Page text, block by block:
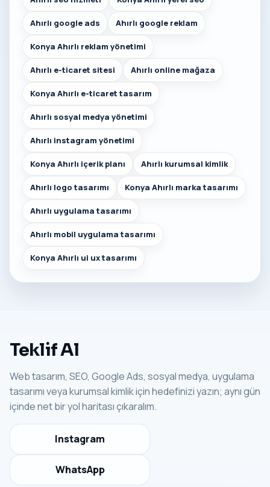
Ahırlı google ads Ahırlı google reklam
Konya Ahırlı reklam yönetimi
Ahırlı e-ticaret sitesi Ahırlı online mağaza
Konya Ahırlı e-ticaret tasarım
Ahırlı sosyal medya yönetimi
Ahırlı instagram yönetimi
Konya Ahırlı içerik planı Ahırlı kurumsal kimlik
Ahırlı logo tasarımı Konya Ahırlı marka tasarımı
Ahırlı uygulama tasarımı
Ahırlı mobil uygulama tasarımı
Konya Ahırlı ui ux tasarımı
Teklif Al
Web tasarım, SEO, Google Ads, sosyal medya, uygulama
tasarımı veya kurumsal kimlik için hedefinizi yazın; aynı gün
içinde net bir yol haritası çıkaralım.
Instagram
WhatsApp